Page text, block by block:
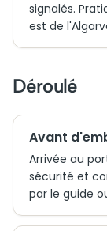
signalés.
est de
Déroulé
Avant
Arrivée au
sécurité et
par le guide